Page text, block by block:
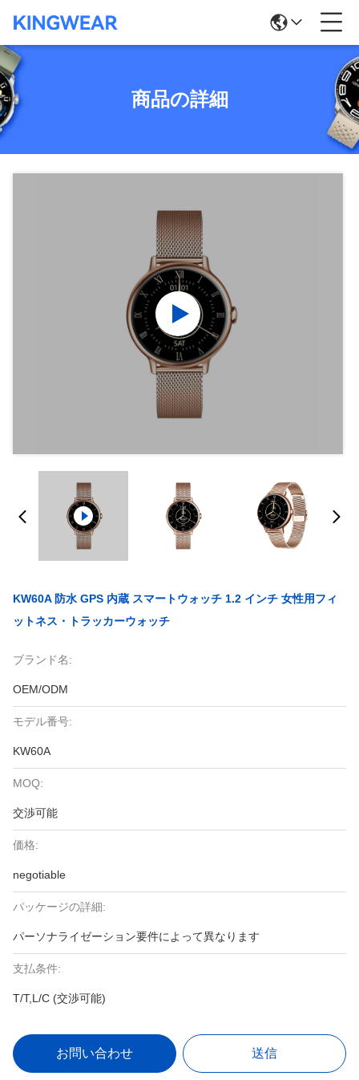
商品の詳細
KW60A 防水 GPS 内蔵 スマートウォッチ 1.2 インチ 女性用フィ
ットネス・トラッカーウォッチ
ブランド名:
OEM/ODM
モデル番号:
KW60A
MOQ:
交渉可能
価格:
negotiable
パッケージの詳細:
パーソナライゼーション要件によって異なります
支払条件:
T/T,L/C (交渉可能)
お問い合わせ 送信